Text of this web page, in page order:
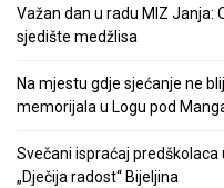
Važan dan u radu MIZ
sjedište medžlisa
Na mjestu gdje sjećanje ne
memorijala u Logu pod
Svečani ispraćaj
„Dječija radost“ Bijeljina